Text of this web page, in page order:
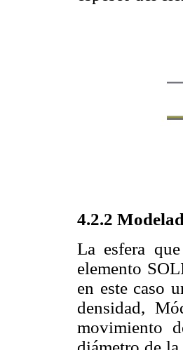
4.2.2
La esfera
elemento
en este caso
densidad,
movimiento